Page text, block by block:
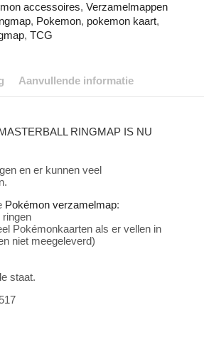
accessoires, Verzamelmappen
, Pokemon, pokemon kaart,
, TCG
Aanvullende informatie
RINGMAP IS NU
en er kunnen veel
Pokémon verzamelmap:
Pokémonkaarten als er vellen in
niet meegeleverd)
staat.